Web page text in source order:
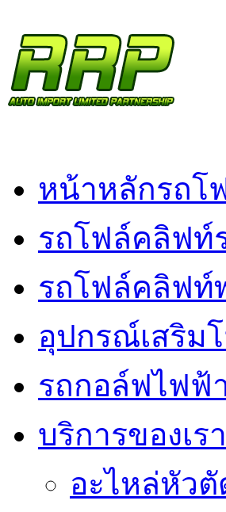
หน้าหลักรถโ
รถโฟล์คลิฟท์
รถโฟล์คลิฟท์
อุปกรณ์เสริม
รถกอล์ฟไฟฟ้
บริการของเรา
อะไหล่หัวตั